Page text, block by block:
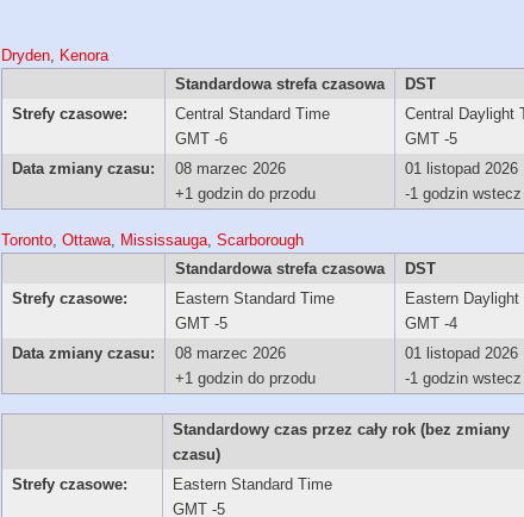
Dryden
Kenora
Standardowa strefa czasowa
DST
Strefy czasowe:
Central Standard Time
GMT -6
Central Daylight
GMT -5
Data zmiany czasu:
08 marzec 2026
+1 godzin do przodu
01 listopad 2026
-1 godzin wstecz
Toronto,Ottawa, Mississauga,Scarborough
Standardowa strefa czasowa
DST
Strefy czasowe:
Eastern Standard Time
GMT -5
Eastern Daylight
GMT -4
Data zmiany czasu:
08 marzec 2026
+1 godzin do przodu
01 listopad 2026
-1 godzin wstecz
Standardowy czas przez cały rok (bez zmiany
czasu)
Strefy czasowe:
Eastern Standard Time
GMT -5